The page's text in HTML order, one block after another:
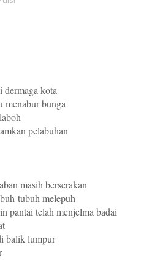
kota
menabur bunga
pelabuhan
masih berserakan
tubuh melepuh
pantai telah menjelma badai
balik lumpur